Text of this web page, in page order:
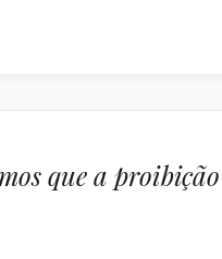
que a